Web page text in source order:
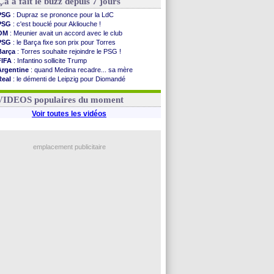
: Dupraz se prononce pour la LdC
: c'est bouclé pour Akliouche !
: Meunier avait un accord avec le club
: le Barça fixe son prix pour Torres
: Torres souhaite rejoindre le PSG !
: Infantino sollicite Trump
: quand Medina recadre... sa mère
: le démenti de Leipzig pour Diomandé
: le conseiller d'Infantino démissionne !
populaires du moment
Voir toutes les vidéos
emplacement publicitaire